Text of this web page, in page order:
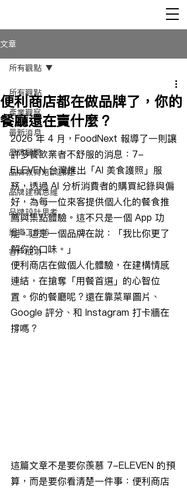
文章
所有觀點
產業觀察
最新消息
品牌顧問
品牌教育培訓課程
品牌建構思維
品牌設計思考
組織工作坊
客戶成功
所有觀點
便利商店都在做品牌了，你的
餐廳還在賣什麼？
2026 年 4 月，FoodNext 報導了一則讓
許多餐飲業者不舒服的消息：7-
ELEVEN 台灣推出「AI 美食護照」服
務，透過 AI 分析消費者的購買紀錄與偏
好，為每一位來客提供個人化的餐食推
薦與集點體驗。這不只是一個 App 功
能，這是一個品牌在說：「我比你更了
解你的口味。」
便利商店在做個人化體驗，在建構情感
連結，在搶奪「用餐首選」的心智位
置。你的餐廳呢？還在靠菜單圖片、
Google 評分、和 Instagram 打卡牆在
撐嗎？
這篇文章不是要你羨慕 7-ELEVEN 的預
算，而是要你看清楚一件事：便利商店